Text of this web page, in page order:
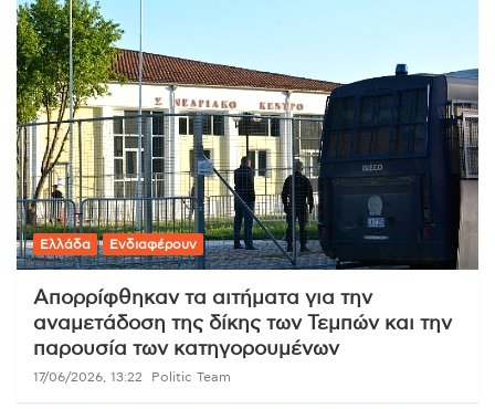
Ελλάδα Ενδιαφέρουν
Απορρίφθηκαν τα αιτήματα για την
αναμετάδοση της δίκης των Τεμπών και την
παρουσία των κατηγορουμένων
17/06/2026, 13:22 Politic Team